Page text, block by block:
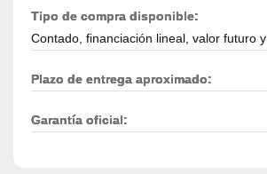
Tipo de compra disponible:
Contado, financiación lineal, valor futuro y
Plazo de entrega aproximado:
Garantía oficial: